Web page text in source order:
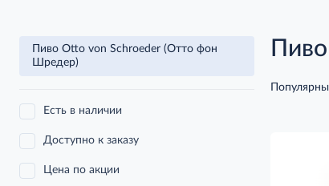
Пиво Otto von Schroeder (Отто фон
Шредер)
Есть в наличии
Доступно к заказу
Цена по акции